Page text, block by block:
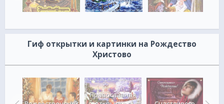
Гиф открытки и картинки на Рождество
Христово
Православная